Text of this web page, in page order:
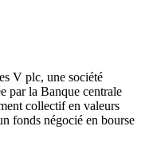
V plc, une société
par la Banque centrale
collectif en valeurs
fonds négocié en bourse